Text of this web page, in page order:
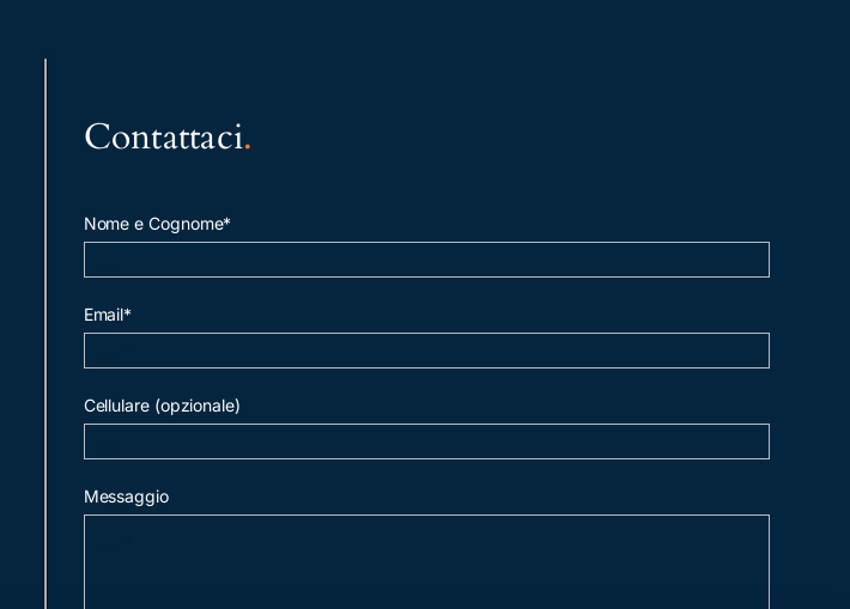
Contattaci.
Nome e Cognome*
Email*
Cellulare (opzionale)
Messaggio